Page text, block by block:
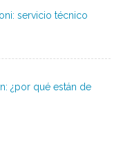
servicio técnico
¿por qué están de